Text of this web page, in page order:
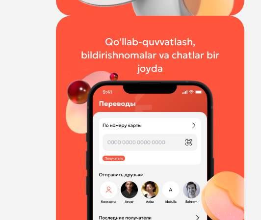
Qo'llab-quvvatlash,
bildirishnomalar va chatlar bir
joyda